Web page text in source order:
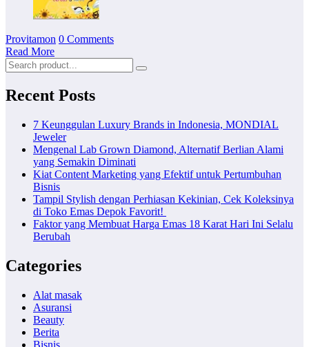
Provitamon 0 Comments
Read More
Recent Posts
7 Keunggulan Luxury Brands in Indonesia, MONDIAL
Jeweler
Mengenal Lab Grown Diamond, Alternatif Berlian Alami
yang Semakin Diminati
Kiat Content Marketing yang Efektif untuk Pertumbuhan
Bisnis
Tampil Stylish dengan Perhiasan Kekinian, Cek Koleksinya
di Toko Emas Depok Favorit!
Faktor yang Membuat Harga Emas 18 Karat Hari Ini Selalu
Berubah
Categories
Alat masak
Asuransi
Beauty
Berita
Bisnis